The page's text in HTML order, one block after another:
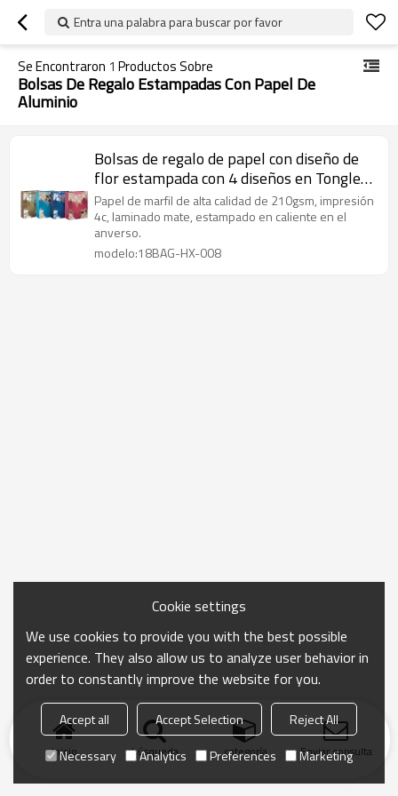
Entra una palabra para buscar por favor
Se Encontraron 1 Productos Sobre
Bolsas De Regalo Estampadas Con Papel De
Aluminio
Bolsas de regalo de papel con diseño de
flor estampada con 4 diseños en Tongle
Packing
Papel de marfil de alta calidad de 210gsm, impresión
4c, laminado mate, estampado en caliente en el
anverso.
modelo:18BAG-HX-008
Inicio búsqueda categoría Enviar consulta
Cookie settings
We use cookies to provide you with the best possible
experience. They also allow us to analyze user behavior in
order to constantly improve the website for you.
Accept all Accept Selection
Reject All
Necessary
Analytics Preferences Marketing